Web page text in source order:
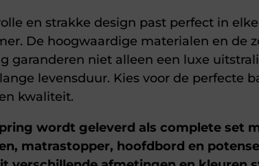
en strakke design past perfect in elke
De hoogwaardige materialen en de
garanderen niet alleen een luxe
levensduur. Kies voor de perfecte
kwaliteit.
wordt geleverd als complete set
matrastopper, hoofdbord en